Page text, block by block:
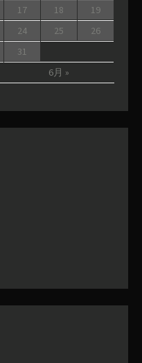
6月 »
17 18
19
24 25
26
31